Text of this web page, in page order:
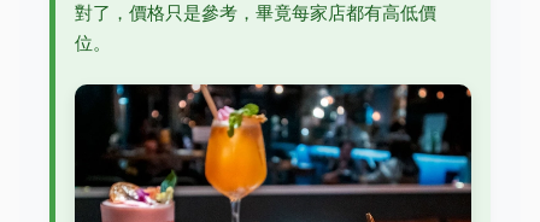
對了，價格只是參考，畢竟每家店都有高低價
位。